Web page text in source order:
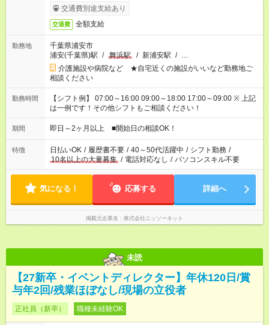
交通費別途支給あり
交通費 全額支給
勤務地
千葉県浦安市
浦安(千葉県)駅 / 舞浜駅 / 新浦安駅 / …
介護施設や病院など ★自宅近くの施設がいいなど勤務地ご
相談ください
勤務時間
【シフト例】 07:00～16:00 09:00～18:00 17:00～09:00 ※ 上記
は一例です！その他シフトもご相談ください！
期間 即日～2ヶ月以上 ■開始日の相談OK！
特徴 日払いOK / 履歴書不要 / 40～50代活躍中 / シフト勤務 /
10名以上の大量募集 / 電話対応なし / パソコンスキル不要
気になる！ 応募する 詳細へ
掲載元企業名 株式会社ニッソーネット
未読
【27新卒・イベントディレクター】年休120日/賞
与年2回/残業ほぼなし/現場の立役者
正社員（新卒） 職種未経験OK